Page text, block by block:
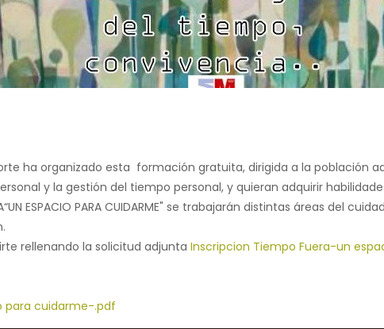
ha organizado esta formación gratuita, dirigida a la población
y la gestión del tiempo personal, y quieran adquirir
ESPACIO PARA CUIDARME" se trabajarán distintas áreas del
rellenando la solicitud adjuntaInscripcion Tiempo Fuera-un
para cuidarme-.pdf